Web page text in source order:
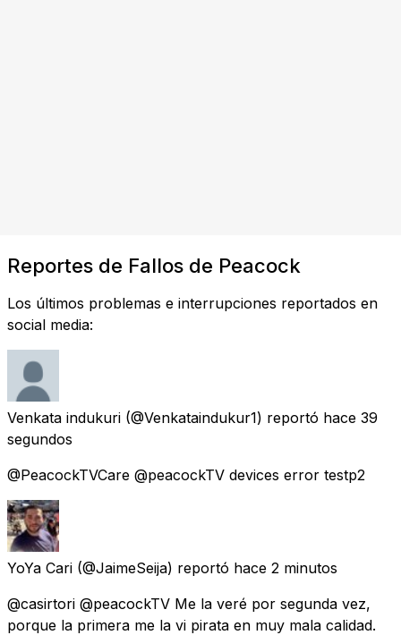
Reportes de Fallos de Peacock
Los últimos problemas e interrupciones reportados en
social media:
Venkata indukuri (@Venkataindukur1) reportó hace 39
segundos
@PeacockTVCare @peacockTV devices error testp2
YoYa Cari (@JaimeSeija) reportó hace 2 minutos
@casirtori @peacockTV Me la veré por segunda vez,
porque la primera me la vi pirata en muy mala calidad.